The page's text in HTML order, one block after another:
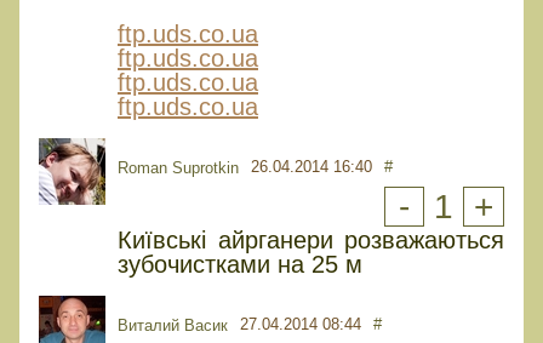
ftp.uds.co.ua
ftp.uds.co.ua
ftp.uds.co.ua
ftp.uds.co.ua
Roman Suprotkin 26.04.2014 16:40 #
- 1 +
Київські айрганери розважаються
зубочистками на 25 м
Виталий Васик 27.04.2014 08:44 #